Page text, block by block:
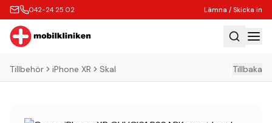
042-24 25 02 Lämna / Skicka in
Hem
Köp
Tillbehör iPhone XR Skal Tillbaka